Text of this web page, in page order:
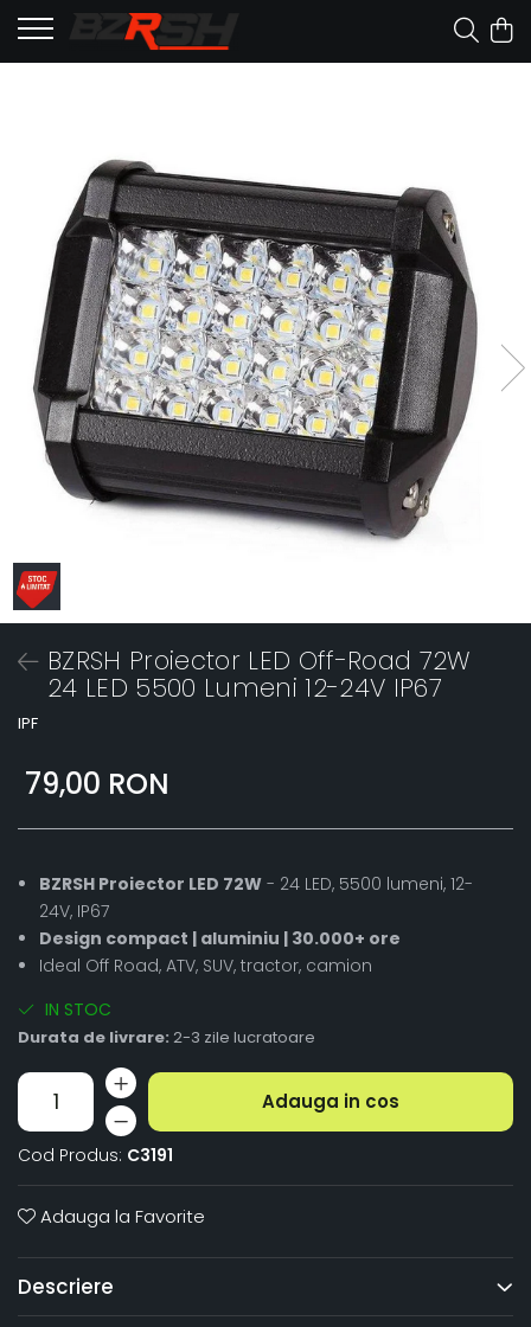
BZRSH Proiector LED Off-Road 72W
24 LED 5500 Lumeni 12-24V IP67
IPF
79,00 RON
BZRSH Proiector LED 72W - 24 LED, 5500 lumeni, 12-
24V, IP67
Design compact | aluminiu | 30.000+ ore
Ideal Off Road, ATV, SUV, tractor, camion
IN STOC
Durata de livrare: 2-3 zile lucratoare
Adauga in cos
Cod Produs: C3191
Adauga la Favorite
Descriere